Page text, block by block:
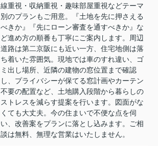
線重視・収納重視・趣味部屋重視などテーマ
別のプランもご用意。『土地を先に押さえる
べきか』『先にローン審査を通すべきか』な
ど進め方の順番も丁寧にご案内します。周辺
道路は第二京阪にも近い一方、住宅地側は落
ち着いた雰囲気。現地では車のすれ違い、ゴ
ミ出し場所、近隣の建物の窓位置まで確認
し、プライバシーが保てる窓計画やカーテン
不要の配置など、土地購入段階から暮らしの
ストレスを減らす提案を行います。図面がな
くても大丈夫。今の住まいで不便な点を伺
い、改善案をプランに落とし込みます。ご相
談は無料、無理な営業はいたしません。